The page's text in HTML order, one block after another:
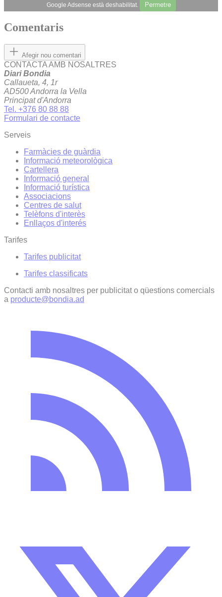
Google Adsense està deshabilitat. Permetre
Comentaris
Afegir nou comentari
CONTACTA AMB NOSALTRES
Diari Bondia
Callaueta, 4, 1r
AD500 Andorra la Vella
Principat d'Andorra
Tel. +376 80 88 88
Formulari de contacte
Serveis
Farmàcies de guàrdia
Informació meteorològica
Cartellera
Informació general
Informació turística
Associacions
Centres de salut
Telèfons d'interès
Enllaços d'interés
Tarifes
Tarifes publicitat
Tarifes classificats
Contacti amb nosaltres per publicitat o qüestions comercials
a producte@bondia.ad